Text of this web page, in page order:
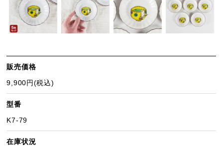
販売価格
9,900円(税込)
型番
K7-79
在庫状況